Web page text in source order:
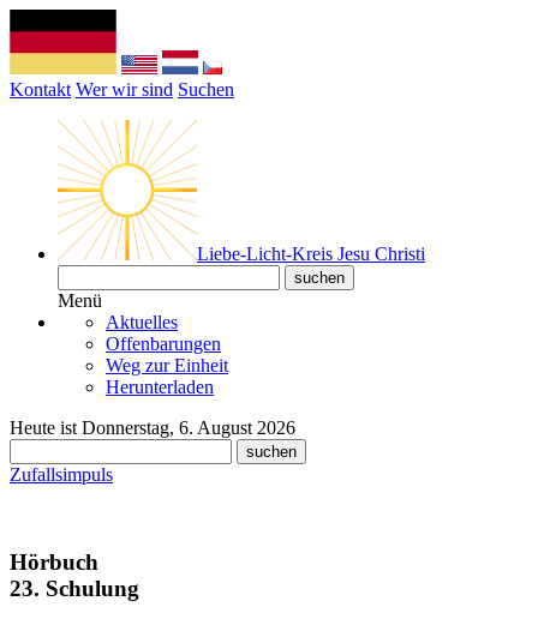
Kontakt Wer wir sind Suchen
Liebe-Licht-Kreis Jesu Christi
Menü
Aktuelles
Offenbarungen
Weg zur Einheit
Herunterladen
Heute ist Donnerstag, 6. August 2026
Zufallsimpuls
Hörbuch
23. Schulung